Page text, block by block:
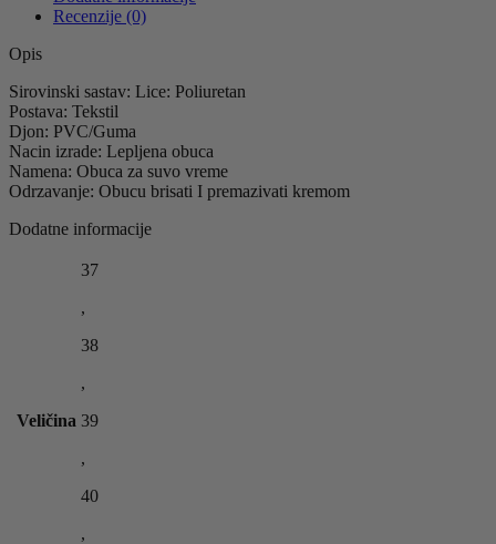
Recenzije (0)
Opis
Sirovinski sastav: Lice: Poliuretan
Postava: Tekstil
Djon: PVC/Guma
Nacin izrade: Lepljena obuca
Namena: Obuca za suvo vreme
Odrzavanje: Obucu brisati I premazivati kremom
Dodatne informacije
Veličina
37
,
38
,
39
,
40
,